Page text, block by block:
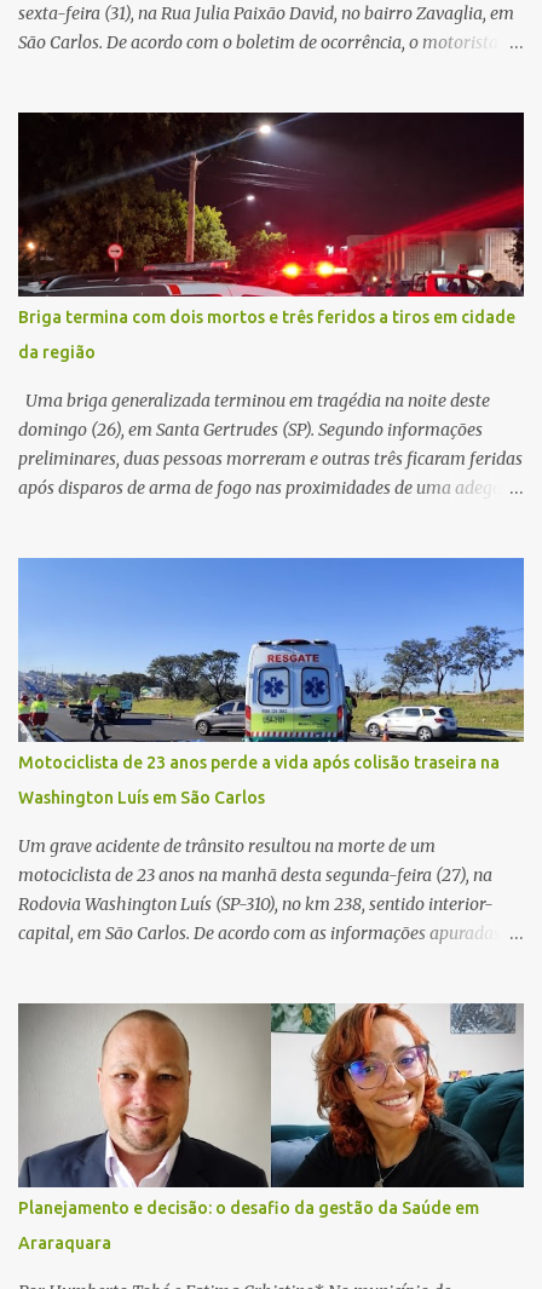
sexta-feira (31), na Rua Julia Paixão David, no bairro Zavaglia, em
São Carlos. De acordo com o boletim de ocorrência, o motorista
partida. Ainda segundo o registro policial, o condutor estacionou o
carro, certificou-se de que todas as portas estavam trancadas,
permaneceu com a chave de ignição e se ausentou do local por
cerca de dez minutos para buscar ajuda. Ao retornar, constatou
que o automóvel havia desaparecido. A vítima realizou buscas
pelas imediações, mas não conseguiu localizar o veículo.
Conforme o boletim, um menino de aproximadamente 10 anos
relatou ter visto a Spin passando pelo local fazendo um forte ruído,
característica compatível com o problema mecânico que o veículo
já apresentava antes do furto. O carro possui seguro e, segundo a
v...
Briga termina com dois mortos e três feridos a tiros em cidade
da região
Uma briga generalizada terminou em tragédia na noite deste
domingo (26), em Santa Gertrudes (SP). Segundo informações
preliminares, duas pessoas morreram e outras três ficaram feridas
após disparos de arma de fogo nas proximidades de uma adega. O
diversos disparos. Duas vítimas morreram ainda no local. Outras
três pessoas foram baleadas e socorridas. Até o momento, não
foram divulgadas informações oficiais sobre o estado de saúde dos
feridos. Equipes da Polícia Militar de Santa Gertrudes atenderam a
ocorrência e isolaram a área para o trabalho da perícia. Até a
última atualização, nenhum suspeito havia sido preso. A Polícia
Civil investigará a motivação da briga, a autoria dos disparos e as
circunstâncias do crime. A ocorrência segue em anda...
Motociclista de 23 anos perde a vida após colisão traseira na
Washington Luís em São Carlos
Um grave acidente de trânsito resultou na morte de um
motociclista de 23 anos na manhã desta segunda-feira (27), na
Rodovia Washington Luís (SP-310), no km 238, sentido interior-
capital, em São Carlos. De acordo com as informações apuradas no
veículo, o trânsito estava lento e congestionado devido a obras
realizadas na rodovia, momento em que ocorreu o impacto. Com
a violência da colisão, o motociclista foi arremessado ao solo.
Testemunhas relataram que o capacete teria se desprendido
durante o acidente. O jovem sofreu ferimentos gravíssimos e
morreu ainda no local. Equipes de resgate e de atendimento da
concessionária responsável pela rodovia foram acionadas e
realizaram a sinalização da via, além de prestarem socorro à
vítima. No entanto, o óbito foi constatado ainda no local do
acidente. A Polícia Militar Rodoviária compareceu para o registro
Planejamento e decisão: o desafio da gestão da Saúde em
Araraquara